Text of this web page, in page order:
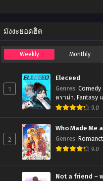
มังงะยอดฮิต
Weekly Monthly
1
Eleceed
Genres: Comedy
ดราม่า, Fantasy
Romanctic โรเเม
9.0
2
Who Made Me
Genres:
9.0
Not a friend –